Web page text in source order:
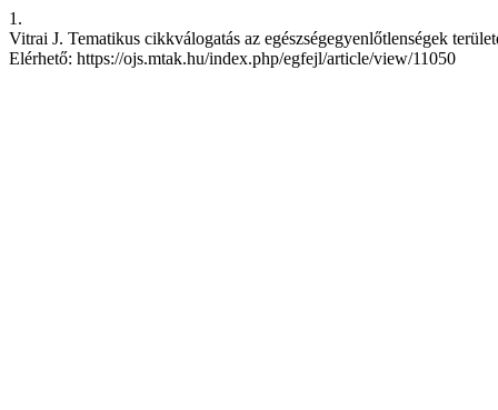
1.
Vitrai J. Tematikus cikkválogatás az egészségegyenlőtlenségek
Elérhető: https://ojs.mtak.hu/index.php/egfejl/article/view/11050